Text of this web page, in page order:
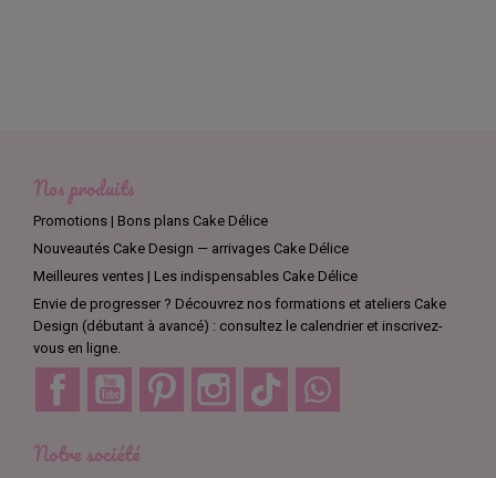
Nos produits
Promotions | Bons plans Cake Délice
Nouveautés Cake Design — arrivages Cake Délice
Meilleures ventes | Les indispensables Cake Délice
Envie de progresser ? Découvrez nos formations et ateliers Cake
Design (débutant à avancé) : consultez le calendrier et inscrivez-
vous en ligne.
Facebook YouTube Pinterest Instagram TikTok
Notre société